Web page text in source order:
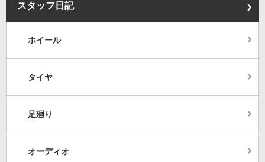
スタッフ日記
ホイール
タイヤ
足廻り
オーディオ